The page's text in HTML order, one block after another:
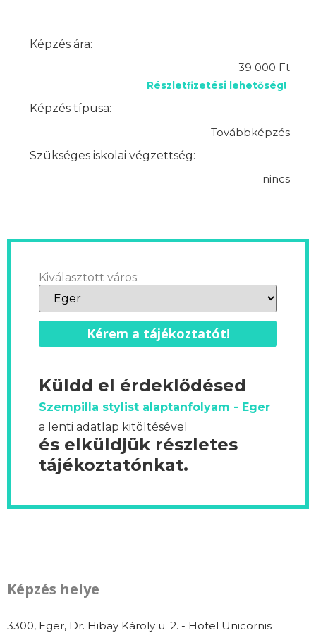
Képzés ára:
39 000 Ft
Részletfizetési lehetőség!
Képzés típusa:
Továbbképzés
Szükséges iskolai végzettség:
nincs
Kiválasztott város:
Kérem a tájékoztatót!
Küldd el érdeklődésed
Szempilla stylist alaptanfolyam - Eger
a lenti adatlap kitöltésével
és elküldjük részletes
tájékoztatónkat.
Képzés helye
3300, Eger, Dr. Hibay Károly u. 2. - Hotel Unicornis